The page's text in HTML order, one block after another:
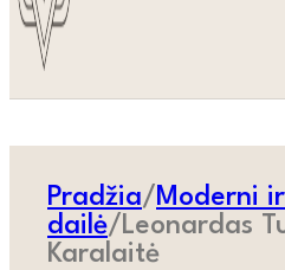
Pradžia/ Moderni
dailė/ Leonardas
Karalaitė